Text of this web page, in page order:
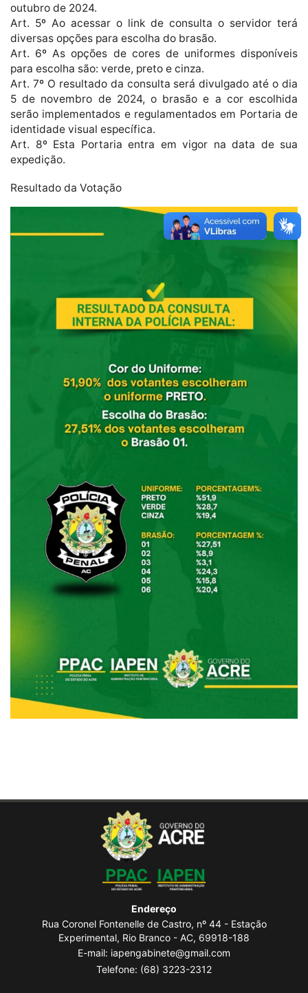
outubro de 2024.
Art. 5º Ao acessar o link de consulta o servidor terá
diversas opções para escolha do brasão.
Art. 6º As opções de cores de uniformes disponíveis
para escolha são: verde, preto e cinza.
Art. 7º O resultado da consulta será divulgado até o dia
5 de novembro de 2024, o brasão e a cor escolhida
serão implementados e regulamentados em Portaria de
identidade visual específica.
Art. 8º Esta Portaria entra em vigor na data de sua
expedição.
Resultado da Votação
Endereço
Rua Coronel Fontenelle de Castro, nº 44 - Estação
Experimental, Rio Branco - AC, 69918-188
E-mail: iapengabinete@gmail.com
Telefone: (68) 3223-2312